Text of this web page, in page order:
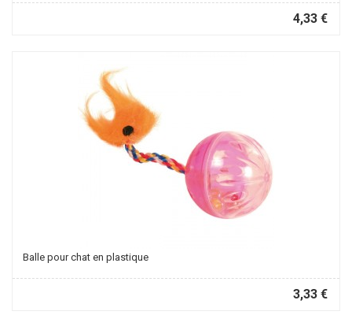
4,33 €
Balle pour chat en plastique
3,33 €